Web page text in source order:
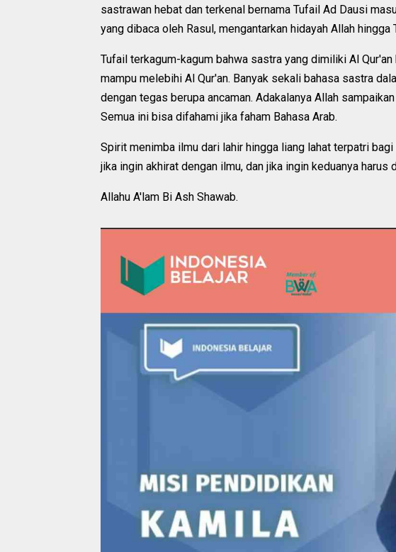
sastrawan hebat dan terkenal bernama Tufail Ad Dausi
yang dibaca oleh Rasul, mengantarkan hidayah Allah hingga
Tufail terkagum-kagum bahwa sastra yang dimiliki Al
mampu melebihi Al Qur'an. Banyak sekali bahasa sastra
dengan tegas berupa ancaman. Adakalanya Allah
Semua ini bisa difahami jika faham Bahasa Arab.
Spirit menimba ilmu dari lahir hingga liang lahat terpatri
jika ingin akhirat dengan ilmu, dan jika ingin keduanya harus
Allahu A'lam Bi Ash Shawab.